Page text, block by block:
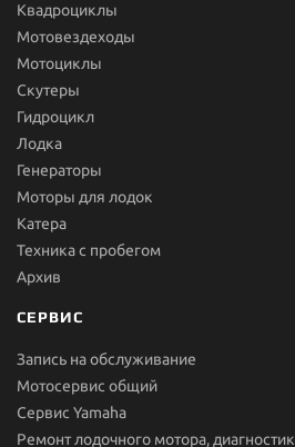
Квадроциклы
Мотовездеходы
Мотоциклы
Скутеры
Гидроцикл
Лодка
Генераторы
Моторы для лодок
Катера
Техника с пробегом
Архив
СЕРВИС
Запись на обслуживание
Мотосервис общий
Сервис Yamaha
Ремонт лодочного мотора,